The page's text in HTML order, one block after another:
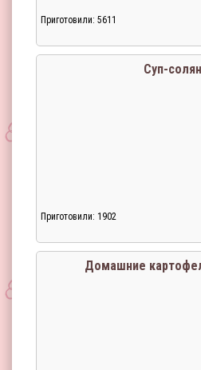
Приготовили: 5611
Суп-
Приготовили: 1902
Домашние